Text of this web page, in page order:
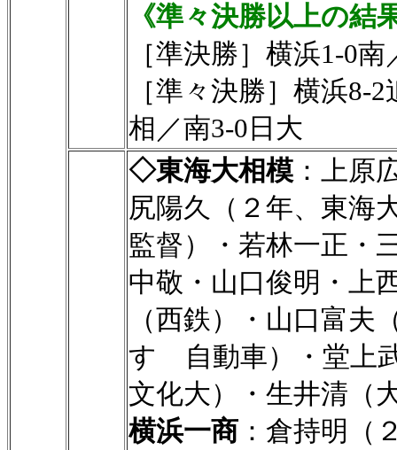
《準々決勝以上の結
［準決勝］横浜1-0
［準々決勝］横浜8-
相／南3-0日大
◇東海大相模 ：上原
尻陽久（２年、東
監督）・若林一正・
中敬・山口俊明・上
（西鉄）・山口富
すゞ自動車）・堂上
文化大）・生井清（
横浜一商 ：倉持明